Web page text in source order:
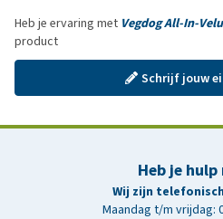
Heb je ervaring met Vegdog All-In-
product
Schrijf jouw
Heb je hulp
Wij zijn
Maandag t/m vrijdag: